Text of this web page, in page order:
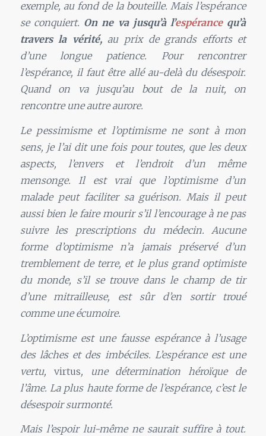
exemple, au fond de la bouteille. Mais l’espérance
se conquiert. On ne va jusqu’à l’espérancequ’à
travers la vérité,au prix de grands efforts et
d’une longue patience. Pour rencontrer
l’espérance, il faut être allé au-delà du désespoir.
Quand on va jusqu’au bout de la nuit, on
rencontre une autre aurore.
Le pessimisme et l’optimisme ne sont à mon
sens, je l’ai dit une fois pour toutes, que les deux
aspects, l’envers et l’endroit d’un même
mensonge. Il est vrai que l’optimisme d’un
malade peut faciliter sa guérison. Mais il peut
aussi bien le faire mourir s’il l’encourage à ne pas
suivre les prescriptions du médecin. Aucune
forme d’optimisme n’a jamais préservé d’un
tremblement de terre, et le plus grand optimiste
du monde, s’il se trouve dans le champ de tir
d’une mitrailleuse, est sûr d’en sortir troué
comme une écumoire.
L’optimisme est une fausse espérance à l’usage
des lâches et des imbéciles. L’espérance est une
vertu, virtus, une détermination héroïque de
l’âme. La plus haute forme de l’espérance, c’est le
désespoir surmonté.
Mais l’espoir lui-même ne saurait suffire à tout.